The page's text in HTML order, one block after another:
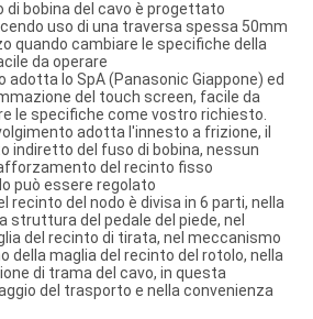
di bobina del cavo è progettato
uso di una traversa spessa 50mm
quando cambiare le specifiche della
da operare
adotta lo SpA (Panasonic Giappone) ed
del touch screen, facile da
le specifiche come vostro richiesto.
adotta l'innesto a frizione, il
indiretto del fuso di bobina, nessun
del recinto fisso
può essere regolato
recinto del nodo è divisa in 6 parti, nella
struttura del pedale del piede, nel
del recinto di tirata, nel meccanismo
della maglia del recinto del rotolo, nella
di trama del cavo, in questa
del trasporto e nella convenienza